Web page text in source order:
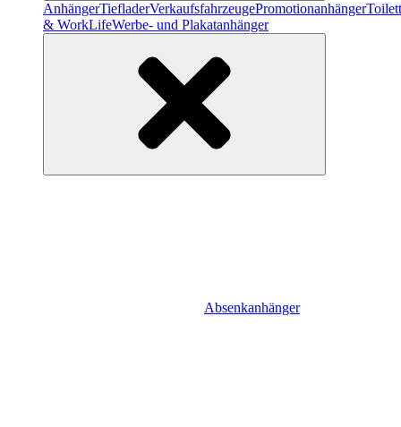
AnhängerTiefladerVerkaufsfahrzeugePromotionanhänger
& WorkLifeWerbe- und Plakatanhänger
Absenkanhänger